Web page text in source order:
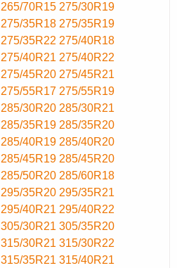
265/70R15 275/30R19
275/35R18 275/35R19
275/35R22 275/40R18
275/40R21 275/40R22
275/45R20 275/45R21
275/55R17 275/55R19
285/30R20 285/30R21
285/35R19 285/35R20
285/40R19 285/40R20
285/45R19 285/45R20
285/50R20 285/60R18
295/35R20 295/35R21
295/40R21 295/40R22
305/30R21 305/35R20
315/30R21 315/30R22
315/35R21 315/40R21